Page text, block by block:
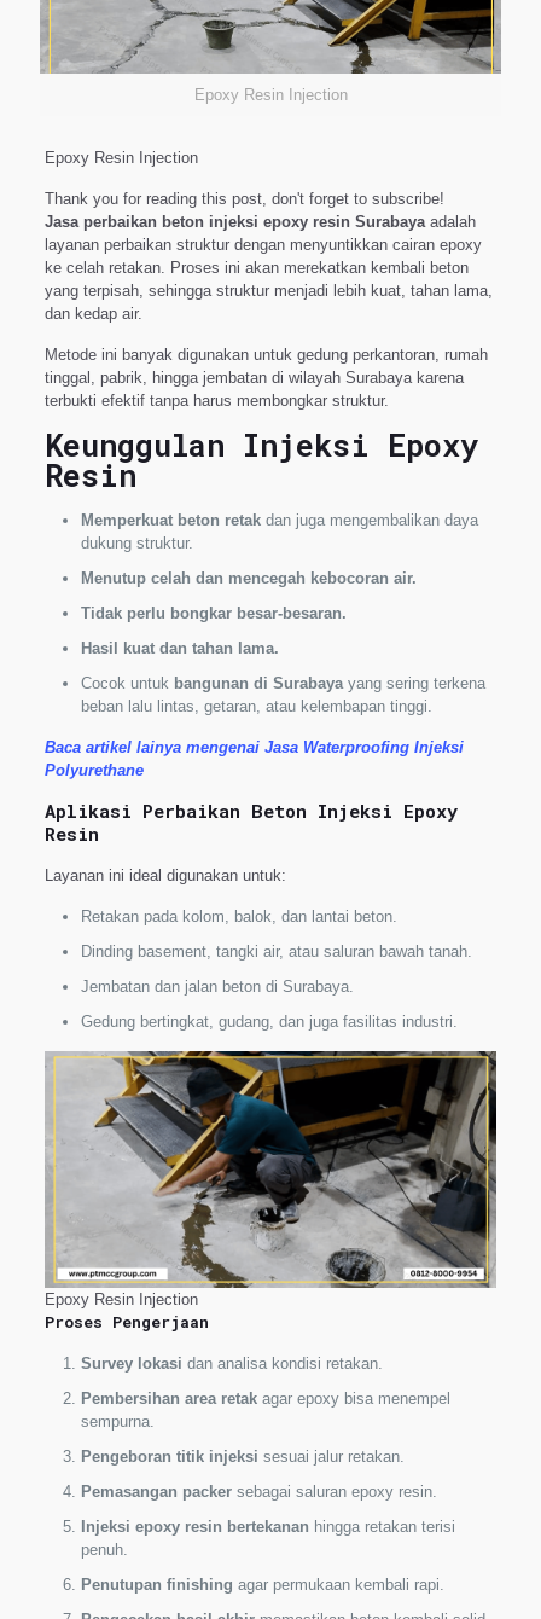
Epoxy Resin Injection
Epoxy Resin Injection
Thank you for reading this post, don't forget to subscribe!
Jasa perbaikan beton injeksi epoxy resin Surabayaadalah
layanan perbaikan struktur dengan menyuntikkan cairan epoxy
ke celah retakan. Proses ini akan merekatkan kembali beton
yang terpisah, sehingga struktur menjadi lebih kuat, tahan lama,
dan kedap air.
Metode ini banyak digunakan untuk gedung perkantoran, rumah
tinggal, pabrik, hingga jembatan di wilayah Surabaya karena
terbukti efektif tanpa harus membongkar struktur.
Keunggulan Injeksi Epoxy
Resin
Memperkuat beton retakdan juga mengembalikan daya
dukung struktur.
Menutup celah dan mencegah kebocoran air.
Tidak perlu bongkar besar-besaran.
Hasil kuat dan tahan lama.
Cocok untuk bangunan di Surabayayang sering terkena
beban lalu lintas, getaran, atau kelembapan tinggi.
Baca artikel lainya mengenai Jasa Waterproofing Injeksi
Polyurethane
Aplikasi Perbaikan Beton Injeksi Epoxy
Resin
Layanan ini ideal digunakan untuk:
Retakan pada kolom, balok, dan lantai beton.
Dinding basement, tangki air, atau saluran bawah tanah.
Jembatan dan jalan beton di Surabaya.
Gedung bertingkat, gudang, dan juga fasilitas industri.
Epoxy Resin Injection
Proses Pengerjaan
Survey lokasi dan analisa kondisi retakan.
Pembersihan area retakagar epoxy bisa menempel
sempurna.
Pengeboran titik injeksi sesuai jalur retakan.
Pemasangan packersebagai saluran epoxy resin.
Injeksi epoxy resin bertekanan hingga retakan terisi
penuh.
Penutupan finishing agar permukaan kembali rapi.